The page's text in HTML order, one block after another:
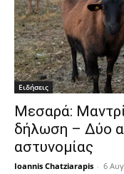
Ειδήσεις
Μεσαρά:
δήλωση – Δύο
αστυνομίας
Ioannis Chatziarapis - 6